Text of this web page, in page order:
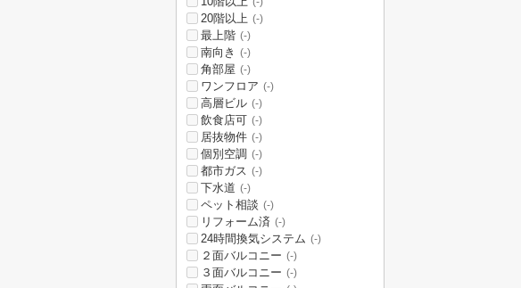
20階以上 (-)
最上階 (-)
南向き (-)
角部屋 (-)
ワンフロア (-)
高層ビル (-)
飲食店可 (-)
居抜物件 (-)
個別空調 (-)
都市ガス (-)
下水道 (-)
ペット相談 (-)
リフォーム済 (-)
24時間換気システム (-)
２面バルコニー (-)
３面バルコニー (-)